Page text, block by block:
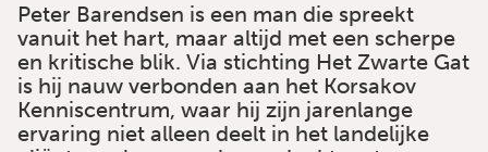
Peter Barendsen is een man die spreekt
vanuit het hart, maar altijd met een scherpe
en kritische blik. Via stichting Het Zwarte Gat
is hij nauw verbonden aan het Korsakov
Kenniscentrum, waar hij zijn jarenlange
ervaring niet alleen deelt in het landelijke